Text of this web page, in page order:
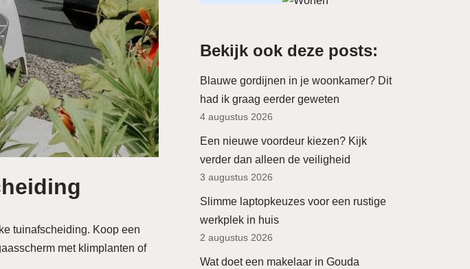
tuinafscheiding. Koop een
met klimplanten of
Bekijk ook deze posts:
Blauwe gordijnen in je woonkamer? Dit
had ik graag eerder geweten
4 augustus 2026
Een nieuwe voordeur kiezen? Kijk
verder dan alleen de veiligheid
3 augustus 2026
Slimme laptopkeuzes voor een rustige
werkplek in huis
2 augustus 2026
Wat doet een makelaar in Gouda